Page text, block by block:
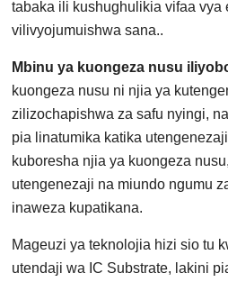
tabaka ili kushughulikia vifaa vya
vilivyojumuishwa sana..
Mbinu ya kuongeza nusu
kuongeza nusu ni njia ya
zilizochapishwa za safu nyingi,
pia linatumika katika
kuboresha njia ya kuongeza
utengenezaji na miundo ngumu
inaweza kupatikana.
Mageuzi ya teknolojia hizi sio tu
utendaji wa IC Substrate, lakini